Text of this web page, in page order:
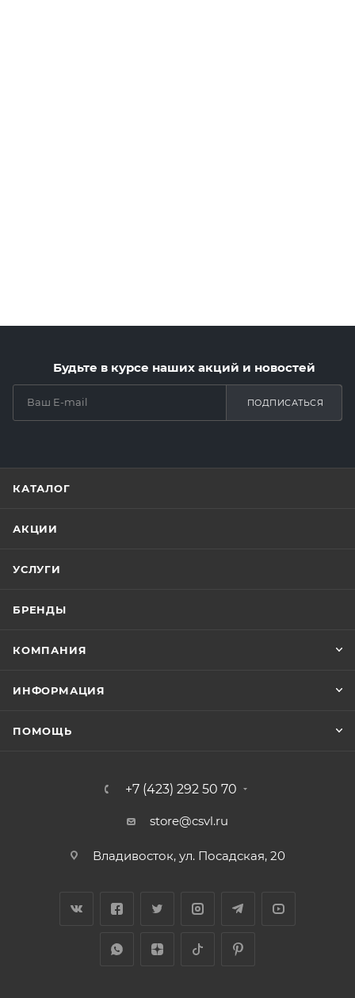
Будьте в курсе наших акций и новостей
ПОДПИСАТЬСЯ
КАТАЛОГ
АКЦИИ
УСЛУГИ
БРЕНДЫ
КОМПАНИЯ
ИНФОРМАЦИЯ
ПОМОЩЬ
+7 (423) 292 50 70
store@csvl.ru
Владивосток, ул. Посадская, 20